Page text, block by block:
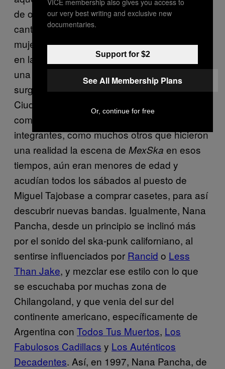
de oro, uno de los más populares de México,
cantó en 1956). Esa melodía habla de una
mujer que gusta de la rumba, que se la vive
en las cantinas, es rebelde y, también, toda
una revolucionaria. Nana Pancha, entonces,
surgió en 1996 en el mero corazón de la
Ciudad de México, en un lugar lleno de folclor
como lo es La Merced, cuando sus
integrantes, como muchos otros que hicieron
una realidad la escena de MexSka en esos
tiempos, aún eran menores de edad y
acudían todos los sábados al puesto de
Miguel Tajobase a comprar casetes, para así
descubrir nuevas bandas. Igualmente, Nana
Pancha, desde un principio se inclinó más
por el sonido del ska-punk californiano, al
sentirse influenciados por Rancid o Less
Than Jake, y mezclar ese estilo con lo que
se escuchaba por muchas zona de
Chilangoland, y que venia del sur del
continente americano, específicamente de
Argentina con Todos Tus Muertos, Los
Fabulosos Cadillacs y Los Auténticos
Decadentes. Así, en 1997, Nana Pancha, de
our very best writing and exclusive new
documentaries.
Support for $2
See All Membership Plans
Or, continue for free